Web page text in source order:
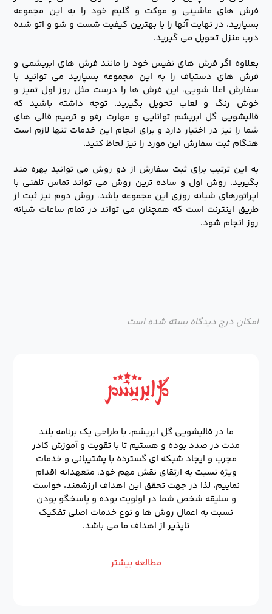
فرش های ماشینی و موکت و گلیم خود را به این مجموعه
بسپارید، در نهایت آنها را با بهترین کیفیت شست و شو و اتو شده
درب منزل تحویل می گیرید.
بعلاوه اگر فرش های نفیس خود را مانند فرش های ابریشمی و
فرش های دستباف را به این مجموعه بسپارید می توانید با
سفارش اعلا شویی، این فرش ها را درست مثل روز اول تمیز و
خوش رنگ و لعاب تحویل بگیرید. توجه داشته باشید که
قالیشویی گل ابریشم توانایی و مهارت رفو و ترمیم قالی های
شما را نیز در اختیار دارد و برای انجام این خدمات تنها لازم است
هنگام ثبت سفارش این مورد را نیز لحاظ کنید.
به این ترتیب برای ثبت سفارش از دو روش می توانید بهره مند
بگیرید. روش اول و ساده ترین روش می تواند تماس تلفنی با
اپراتورهای شبانه روزی این مجموعه باشد، روش دوم نیز ثبت از
طریق اینترنت است که همچنان می تواند در تمام ساعات شبانه
روز انجام شود.
امکان درج دیدگاه بسته شده است
ما در قالیشویی گل ابریشم، با طراحی یک برنامه بلند
مدت در صدد بوده و هستیم تا با تقویت و آموزش کادر
مجرب و ایجاد شبکه ای گسترده با پشتیبانی و خدمات
ویژه نسبت به ارتقای نقش مهم خود، متعهدانه اقدام
نماییم، لذا در جهت تحقق این اهداف ارزشمند، خواست
و سلیقه شخص شما در اولویت بوده و پاسخگو بودن
نسبت به اعمال روش ها و نوع خدمات اصلی تفکیک
ناپذیر از اهداف ما می باشد.
مطالعه بیشتر